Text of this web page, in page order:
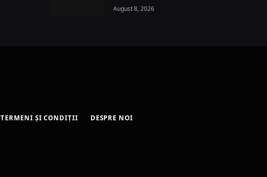
August 8, 2026
TERMENI ȘI CONDIȚII DESPRE NOI